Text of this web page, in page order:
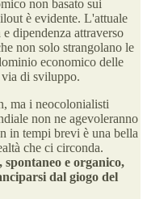
non basato sui
è evidente. L'attuale
dipendenza attraverso
non solo strangolano le
economico delle
di sviluppo.
ma i neocolonialisti
non ne agevoleranno
in tempi brevi è una bella
che ci circonda.
e organico,
dal giogo del